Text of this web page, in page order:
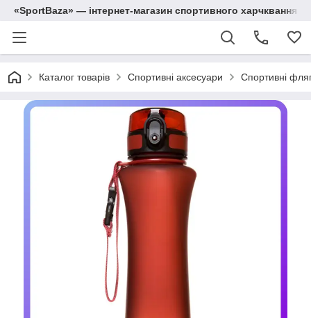
«SportBaza» — інтернет-магазин спортивного харчквання
Каталог товарів Спортивні аксесуари Спортивні